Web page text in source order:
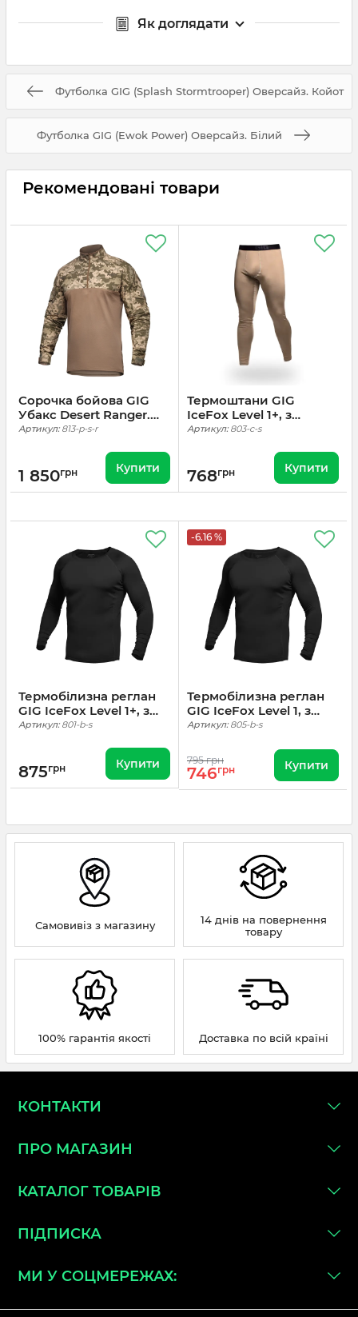
Як доглядати
Футболка GIG (Splash Stormtrooper) Оверсайз. Койот
Футболка GIG (Ewok Power) Оверсайз. Білий
Рекомендовані товари
Сорочка бойова GIG
Убакс Desert Ranger.
Піксель
Артикул:813-p-s-r
1 850грн Купити
Термоштани GIG
IceFox Level 1+, з
тканини Thermo line.
Артикул:803-c-s
768грн Купити
Термобілизна реглан
GIG IceFox Level 1+, з
тканини Thermo line.
Артикул:801-b-s
875грн Купити
-6.16 %
Термобілизна реглан
GIG IceFox Level 1, з
тканини Thermo line.
Артикул:805-b-s
795 грн
746грн Купити
Самовивіз з магазину
14 днів на повернення
товару
100% гарантія якості Доставка по всій країні
КОНТАКТИ
ПРО МАГАЗИН
КАТАЛОГ ТОВАРІВ
ПІДПИСКА
МИ У СОЦМЕРЕЖАХ: